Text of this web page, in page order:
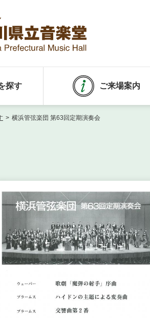
探す ご来場案内
> 横浜管弦楽団 第63回定期演奏会